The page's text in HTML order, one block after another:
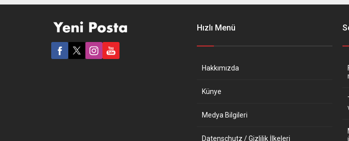
vatandaşların hakları budanmaya
devam ediyor. Destekledikleri
Ankara’daki iktidar ise suskun… Ve
gri ve ıslak ve soğuk ülkede otuz
Hızlı Menü
Hakkımızda
Künye
Medya Bilgileri
Datenschutz / Gizlilik İlkeleri